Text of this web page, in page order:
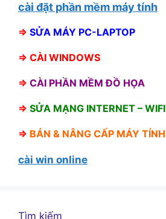
cài đặt phần mềm máy tính
⇒ SỬA MÁY PC-LAPTOP
⇒ CÀI WINDOWS
⇒ CÀI PHẦN MỀM ĐỒ HỌA
⇒ SỬA MẠNG INTERNET – WIFI
⇒ BÁN & NÂNG CẤP MÁY TÍNH
cài win online
Tìm kiếm